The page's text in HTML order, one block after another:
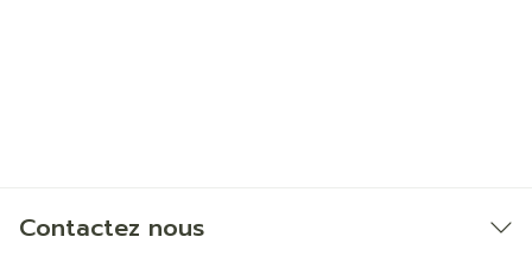
Contactez nous